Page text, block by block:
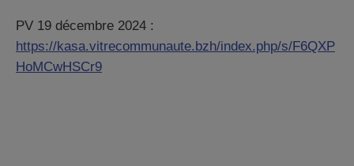
PV 19 décembre 2024 :
https://kasa.vitrecommunaute.bzh/index.php/s/F6QXP
HoMCwHSCr9